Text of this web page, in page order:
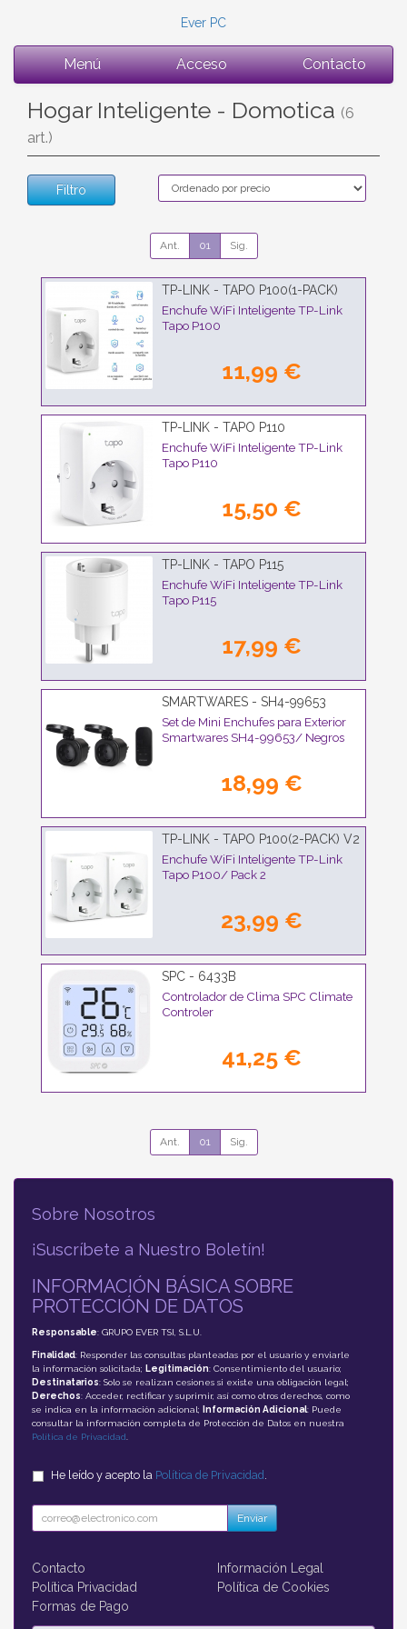
Ever PC
Menú Acceso Contacto
Hogar Inteligente - Domotica (6
art.)
Filtro
Ant. 01 Sig.
TP-LINK - TAPO P100(1-PACK)
Enchufe WiFi Inteligente TP-Link
Tapo P100
11,99 €
TP-LINK - TAPO P110
Enchufe WiFi Inteligente TP-Link
Tapo P110
15,50 €
TP-LINK - TAPO P115
Enchufe WiFi Inteligente TP-Link
Tapo P115
17,99 €
SMARTWARES - SH4-99653
Set de Mini Enchufes para Exterior
Smartwares SH4-99653/ Negros
18,99 €
TP-LINK - TAPO P100(2-PACK) V2
Enchufe WiFi Inteligente TP-Link
Tapo P100/ Pack 2
23,99 €
SPC - 6433B
Controlador de Clima SPC Climate
Controler
41,25 €
Ant. 01 Sig.
Sobre Nosotros
¡Suscríbete a Nuestro Boletín!
INFORMACIÓN BÁSICA SOBRE
PROTECCIÓN DE DATOS
Responsable: GRUPO EVER TSI, S.L.U.
Finalidad: Responder las consultas planteadas por el usuario y enviarle
la información solicitada; Legitimación: Consentimiento del usuario;
Destinatarios: Solo se realizan cesiones si existe una obligación legal;
Derechos: Acceder, rectificar y suprimir, así como otros derechos, como
se indica en la información adicional;
Información Adicional: Puede
consultar la información completa de Protección de Datos en nuestra
Política de Privacidad.
He leído y acepto la Política de Privacidad .
Enviar
Contacto
Información Legal
Política Privacidad
Política de Cookies
Formas de Pago